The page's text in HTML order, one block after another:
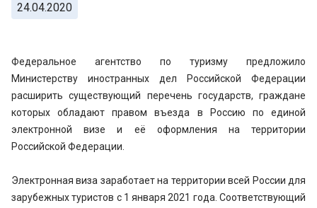
24.04.2020
Федеральное агентство по туризму предложило
Министерству иностранных дел Российской Федерации
расширить существующий перечень государств, граждане
которых обладают правом въезда в Россию по единой
электронной визе и её оформления на территории
Российской Федерации.
Электронная виза заработает на территории всей России для
зарубежных туристов с 1 января 2021 года. Соответствующий